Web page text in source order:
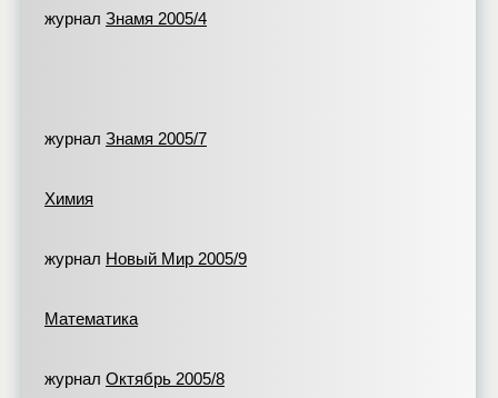
журнал Знамя 2005/4
журнал Знамя 2005/7
Химия
журнал Новый Мир 2005/9
Математика
журнал Октябрь 2005/8